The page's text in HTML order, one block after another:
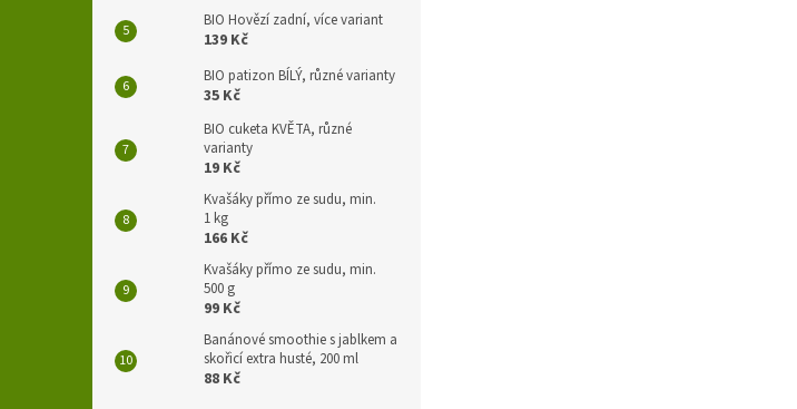
BIO Hovězí zadní, více variant
139 Kč
BIO patizon BÍLÝ, různé varianty
35 Kč
BIO cuketa KVĚTA, různé
varianty
19 Kč
Kvašáky přímo ze sudu, min.
1 kg
166 Kč
Kvašáky přímo ze sudu, min.
500 g
99 Kč
Banánové smoothie s jablkem a
skořicí extra husté, 200 ml
88 Kč